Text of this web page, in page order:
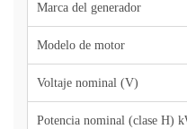
Marca del generador
Modelo de motor
Voltaje nominal (V)
Potencia nominal (clase H)